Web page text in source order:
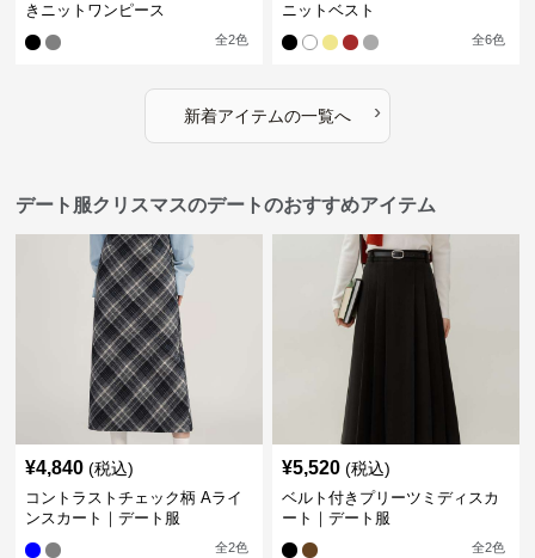
きニットワンピース
全2色
ニットベスト
全6色
新着アイテムの一覧へ ›
デート服クリスマスのデートのおすすめアイテム
¥4,840 (税込)
コントラストチェック柄 Aライ
ンスカート｜デート服
全2色
¥5,520 (税込)
ベルト付きプリーツミディスカ
ート｜デート服
全2色